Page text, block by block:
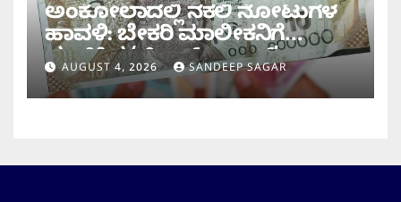
ಅಂಕೋಲಾದಲ್ಲಿ ನಕಲಿ ನೋಟುಗಳ
ಹಾವಳಿ: ಬೇಕರಿ ಮಾಲೀಕನಿಗೆ
ವಂಚಿಸಿದ ‘ಚಿಲ್ಡ್ರನ್ ಬ್ಯಾಂಕ್’
ನೋಟು!
AUGUST 4, 2026 SANDEEP SAGAR